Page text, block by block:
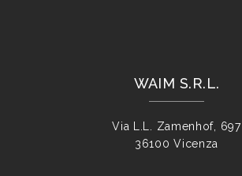
WAIM S.R.L.
Via L.L. Zamenhof, 697
36100 Vicenza